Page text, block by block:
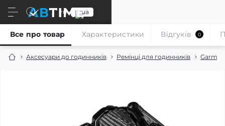
ru ua
Аксесуари до годинників Ремінці для годинників Garmin
Все про товар Характеристики Відгуків 0